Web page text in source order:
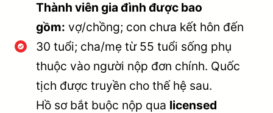
Thành viên gia đình được bao
gồm: vợ/chồng; con chưa kết hôn đến
30 tuổi; cha/mẹ từ 55 tuổi sống phụ
thuộc vào người nộp đơn chính. Quốc
tịch được truyền cho thế hệ sau.
Hồ sơ bắt buộc nộp qua licensed